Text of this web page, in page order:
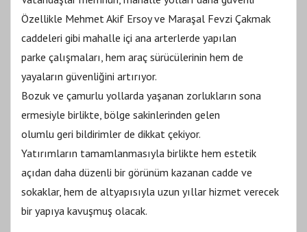
Özellikle Mehmet Akif Ersoy ve Maraşal Fevzi Çakmak
caddeleri gibi mahalle içi ana arterlerde yapılan
parke çalışmaları, hem araç sürücülerinin hem de
yayaların güvenliğini artırıyor.
Bozuk ve çamurlu yollarda yaşanan zorlukların sona
ermesiyle birlikte, bölge sakinlerinden gelen
olumlu geri bildirimler de dikkat çekiyor.
Yatırımların tamamlanmasıyla birlikte hem estetik
açıdan daha düzenli bir görünüm kazanan cadde ve
sokaklar, hem de altyapısıyla uzun yıllar hizmet verecek
bir yapıya kavuşmuş olacak.